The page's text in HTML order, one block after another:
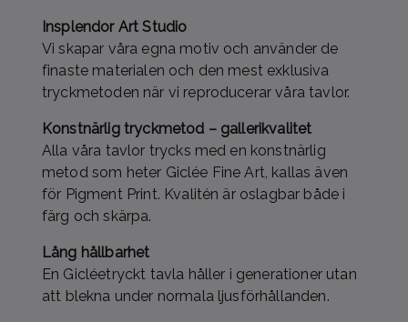
Insplendor Art Studio
Vi skapar våra egna motiv och använder de
finaste materialen och den mest exklusiva
tryckmetoden när vi reproducerar våra tavlor.
Konstnärlig tryckmetod – gallerikvalitet
Alla våra tavlor trycks med en konstnärlig
metod som heter Giclée Fine Art, kallas även
för Pigment Print. Kvalitén är oslagbar både i
färg och skärpa.
Lång hållbarhet
En Gicléetryckt tavla håller i generationer utan
att blekna under normala ljusförhållanden.